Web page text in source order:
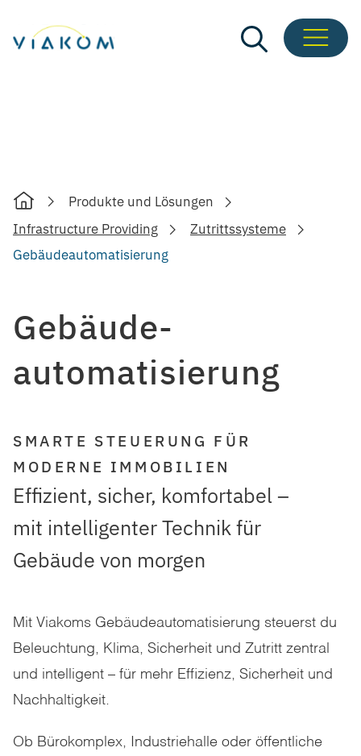
Inhalt
Home
Produkte und Lösungen
Infrastructure Providing
Zutrittssysteme
Gebäudeautomatisierung
Gebäude­
automatisierung
SMARTE STEUERUNG FÜR
MODERNE IMMOBILIEN
Effizient, sicher, komfortabel –
mit intelligenter Technik für
Gebäude von morgen
Mit Viakoms Gebäudeautomatisierung steuerst du
Beleuchtung, Klima, Sicherheit und Zutritt zentral
und intelligent – für mehr Effizienz, Sicherheit und
Nachhaltigkeit.
Ob Bürokomplex, Industriehalle oder öffentliche